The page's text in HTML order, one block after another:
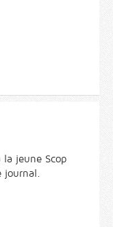
la jeune Scop